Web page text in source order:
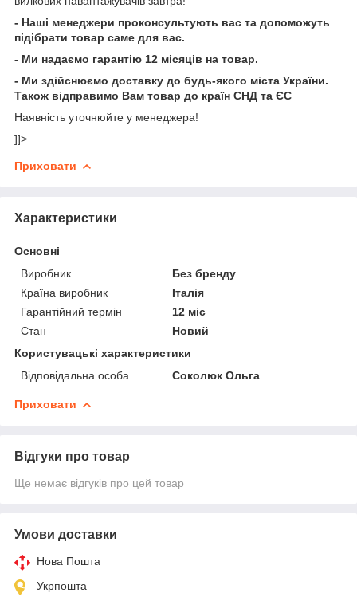
- Наші менеджери проконсультують вас та допоможуть
підібрати товар саме для вас.
- Ми надаємо гарантію 12 місяців на товар.
- Ми здійснюємо доставку до будь-якого міста України.
Також відправимо Вам товар до країн СНД та ЄС
Наявність уточнюйте у менеджера!
]]>
Приховати
Характеристики
Основні
Виробник
Без бренду
Країна виробник
Італія
Гарантійний термін
12 міс
Стан
Новий
Користувацькі характеристики
Відповідальна особа
Соколюк Ольга
Приховати
Відгуки про товар
Ще немає відгуків про цей товар
Умови доставки
Нова Пошта
Укрпошта